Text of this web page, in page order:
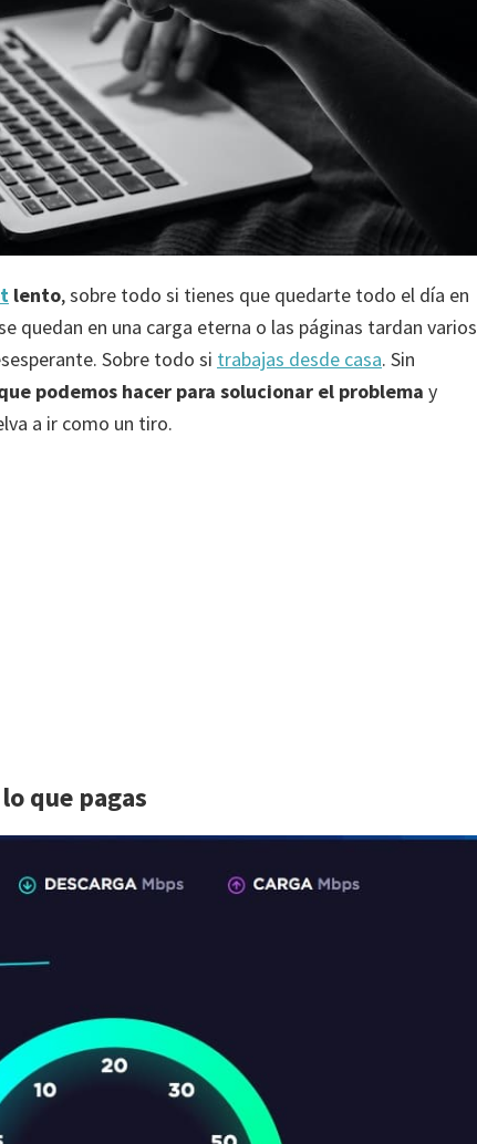
lento, sobre todo si tienes que quedarte todo el día en
quedan en una carga eterna o las páginas tardan varios
Sobre todo si trabajas desde casa. Sin
podemos hacer para solucionar el problema y
a ir como un tiro.
que pagas